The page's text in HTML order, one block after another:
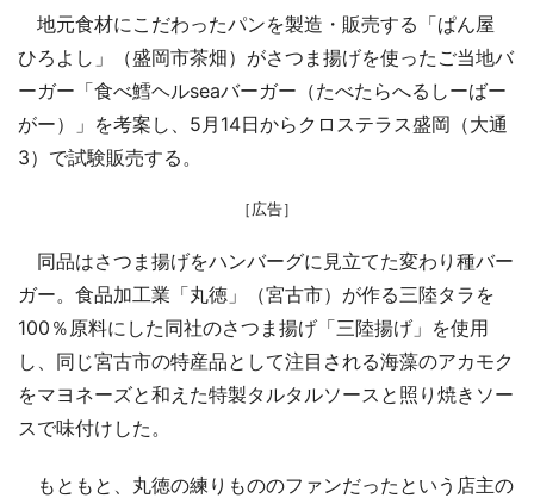
地元食材にこだわったパンを製造・販売する「ぱん屋
ひろよし」（盛岡市茶畑）がさつま揚げを使ったご当地バ
ーガー「食べ鱈ヘルseaバーガー（たべたらへるしーばー
がー）」を考案し、5月14日からクロステラス盛岡（大通
3）で試験販売する。
［広告］
同品はさつま揚げをハンバーグに見立てた変わり種バー
ガー。食品加工業「丸徳」（宮古市）が作る三陸タラを
100％原料にした同社のさつま揚げ「三陸揚げ」を使用
し、同じ宮古市の特産品として注目される海藻のアカモク
をマヨネーズと和えた特製タルタルソースと照り焼きソー
スで味付けした。
もともと、丸徳の練りもののファンだったという店主の